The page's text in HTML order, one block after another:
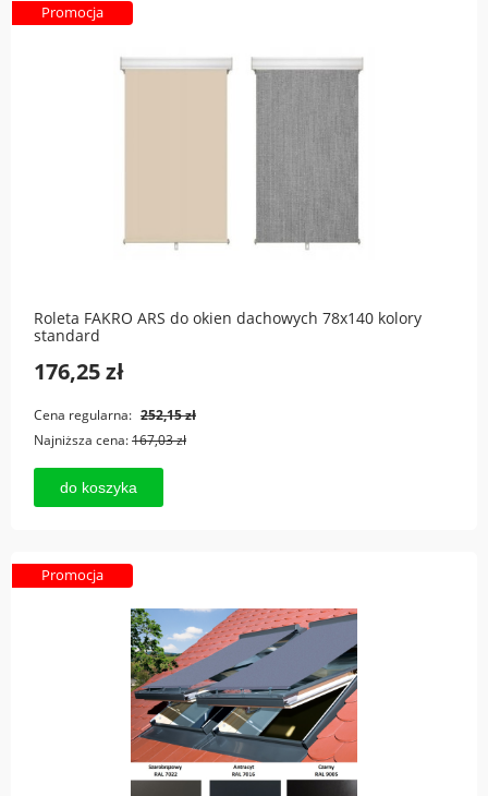
Roleta FAKRO ARS do okien dachowych 78x140 kolory
standard
176,25 zł
Cena regularna: 252,15 zł
Najniższa cena:167,03 zł
do koszyka
Promocja
Promocja